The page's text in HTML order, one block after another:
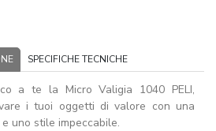
SPECIFICHE TECNICHE
a te la Micro Valigia 1040 PELI,
i tuoi oggetti di valore con una
uno stile impeccabile.